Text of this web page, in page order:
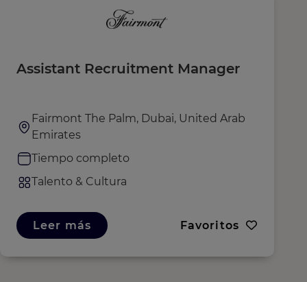
Assistant Recruitment Manager
Fairmont The Palm, Dubai, United Arab
Emirates
Tiempo completo
Talento & Cultura
Leer más Favoritos